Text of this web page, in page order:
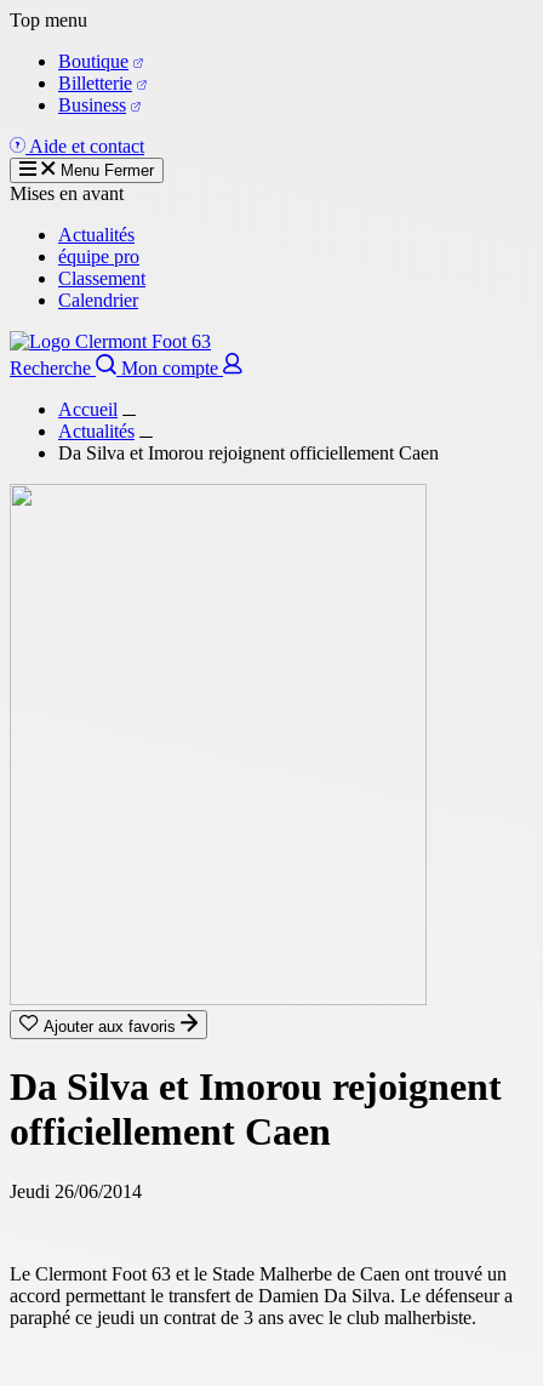
Aller
contenu
principal
Top menu
Boutique
Billetterie
Business
Aide et contact
Menu Fermer
Mises en avant
Actualités
équipe pro
Classement
Calendrier
Recherche
Mon compte
Accueil
Actualités
Da Silva et Imorou rejoignent officiellement Caen
Ajouter aux favoris
Da Silva et Imorou rejoignent
officiellement Caen
Jeudi 26/06/2014
Le Clermont Foot 63 et le Stade Malherbe de Caen ont trouvé un
accord permettant le transfert de Damien Da Silva. Le défenseur a
paraphé ce jeudi un contrat de 3 ans avec le club malherbiste.